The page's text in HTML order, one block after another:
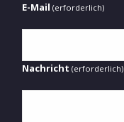
E-Mail (erforderlich)
Nachricht (erforderlich)